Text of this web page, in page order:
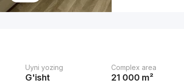
Uyni yozing
G'isht
Complex area
21 000 m²